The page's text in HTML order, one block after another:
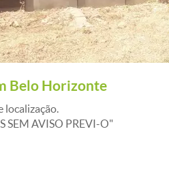
Belo Horizonte
localização.
SEM AVISO PREVI-O"